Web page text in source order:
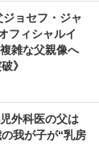
ョセフ・ジャ
フィシャルイ
雑な父親像へ
》
外科医の父は
我が子が“乳房